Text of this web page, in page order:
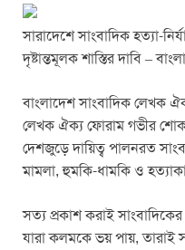
k
সারাদেশে সাংবাদিক হত্যা-
দৃষ্টান্তমূলক শাস্তির দাবি –
বাংলাদেশ সাংবাদিক লেখক
লেখক ঐক্য ফোরাম গভীর শোক,
দেশজুড়ে দায়িত্ব পালনরত
মামলা, হুমকি-ধামকি ও
সত্য প্রকাশ করাই
যারা কলমকে ভয় পায়, তারাই